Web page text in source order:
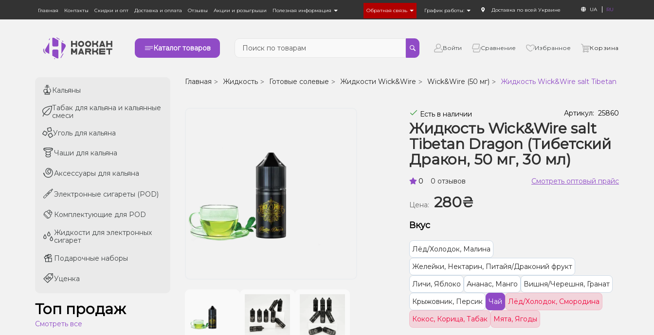
Главная Контакты Скидки и опт Доставка и оплата Отзывы Акции и розыгрыши Полезная информация Обратная связь График работы: Доставка по всей Украине UA RU
Каталог товаров Войти Сравнение Избранное Корзина
Кальяны
Табак для кальяна и кальянные
смеси
Уголь для кальяна
Чаши для кальяна
Аксессуары для кальяна
Электронные сигареты (POD)
Комплектующие для POD
Жидкости для электронных
сигарет
Подарочные наборы
Уценка
Кальяны
Табак для кальяна и кальянные
смеси
Уголь для кальяна
Чаши для кальяна
Аксессуары для кальяна
Электронные сигареты (POD)
Комплектующие для POD
Жидкости для электронных
сигарет
Подарочные наборы
Уценка
Топ продаж
Смотреть все
Главная Жидкость Готовые солевые Жидкости Wick&Wire Wick&Wire (50 мг) Жидкость Wick&Wire salt Tibetan Dragon
Есть в наличии Артикул: 25860
Жидкость Wick&Wire salt
Tibetan Dragon (Тибетский
Дракон, 50 мг, 30 мл)
0 0 отзывов Смотреть оптовый прайс
Цена: 280₴
Вкус
Лёд/Холодок, Малина
Желейки, Нектарин, Питайя/Драконий фрукт
Личи, Яблоко
Ананас, Манго
Вишня/Черешня, Гранат
Крыжовник, Персик
Чай
Лёд/Холодок, Смородина
Кокос, Корица, Табак
Мята, Ягоды